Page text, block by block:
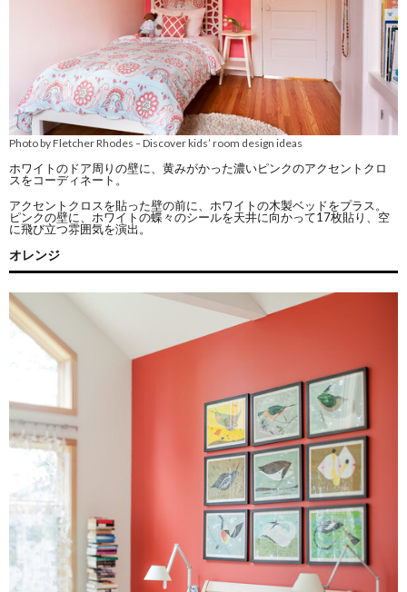
Photo by Fletcher Rhodes –Discover kids’ room design ideas
ホワイトのドア周りの壁に、黄みがかった濃いピンクのアクセントクロ
スをコーディネート。
アクセントクロスを貼った壁の前に、ホワイトの木製ベッドをプラス。
ピンクの壁に、ホワイトの蝶々のシールを天井に向かって17枚貼り、空
に飛び立つ雰囲気を演出。
オレンジ